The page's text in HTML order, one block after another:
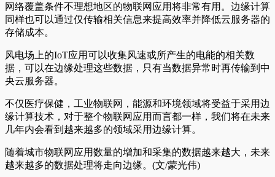
网络覆盖条件不理想地区的物联网应用将非常有用。边缘计算
同样也可以通过仅传输相关信息来提高效率并降低云服务器的
存储成本。
风电场上的IoT应用可以收集风速或所产生的电能的相关数
据，可以在边缘处理这些数据，只有当数据异常时再传输到中
央云服务器。
不仅医疗保健，工业物联网，能源和环境领域将受益于采用边
缘计算技术，对于整个物联网应用而言都一样，我们将在未来
几年内会看到越来越多的领域采用边缘计算。
随着城市物联网应用数量的增加和采集的数据越来越大，未来
越来越多的数据处理将走向边缘。(文/蒙光伟)